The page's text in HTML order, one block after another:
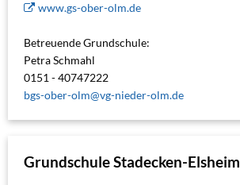
www.gs-ober-olm.de
Betreuende Grundschule:
Petra Schmahl
0151 - 40747222
bgs-ober-olm@vg-nieder-olm.de
Grundschule Stadecken-Elsheim